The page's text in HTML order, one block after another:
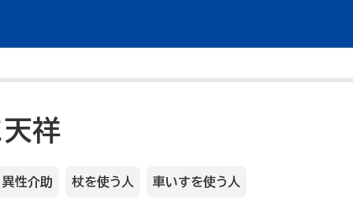
祥
異性介助 杖を使う人 車いすを使う人